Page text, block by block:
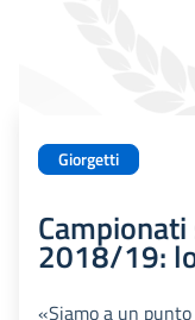
Giorgetti
2018/19:
«Siamo a un